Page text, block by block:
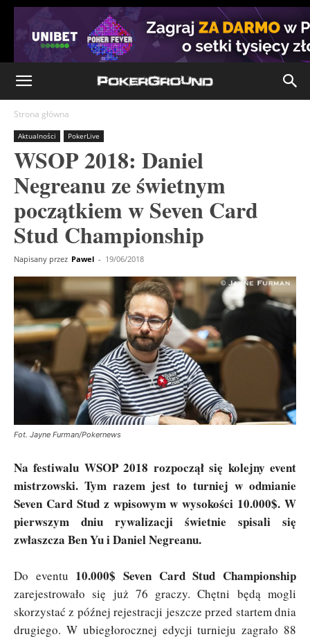
Strona główna
Aktualności PokerLive
WSOP 2018: Daniel
Negreanu ze świetnym
początkiem w Seven Card
Stud Championship
Napisany przez Pawel - 19/06/2018
Fot. Jayne Furman/Pokernews
Na festiwalu WSOP 2018 rozpoczął się kolejny event
mistrzowski. Tym razem jest to turniej w odmianie
Seven Card Stud z wpisowym w wysokości 10.000$. W
pierwszym dniu rywalizacji świetnie spisali się
zwłaszcza Ben Yu i Daniel Negreanu.
Do eventu 10.000$ Seven Card Stud Championship
zarejestrowało się już 76 graczy. Chętni będą mogli
skorzystać z późnej rejestracji jeszcze przed startem dnia
drugiego. W ubiegłorocznej edycji turnieju zagrało 88